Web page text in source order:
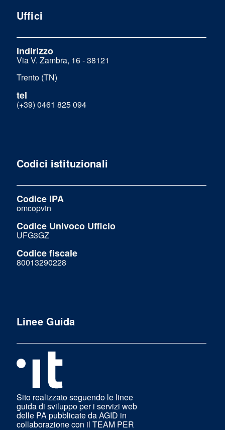
Uffici
Indirizzo
Via V. Zambra, 16 - 38121
Trento (TN)
tel
(+39) 0461 825 094
Codici istituzionali
Codice IPA
omcopvtn
Codice Univoco Ufficio
UFG3GZ
Codice fiscale
80013290228
Linee Guida
Sito realizzato seguendo le linee
guida di sviluppo per i servizi web
delle PA pubblicate da AGID in
collaborazione con il TEAM PER